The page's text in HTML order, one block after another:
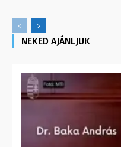
NEKED AJÁNLJUK